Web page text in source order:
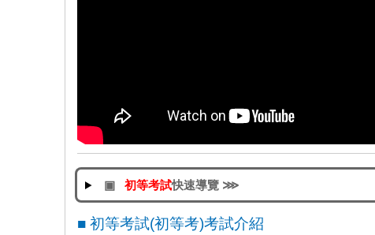
▣ 初等考試快速導覽 ⋙
■ 初等考試(初等考)考試介紹